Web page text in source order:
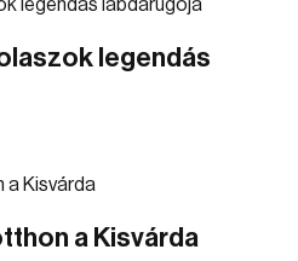
legendás
a Kisvárda